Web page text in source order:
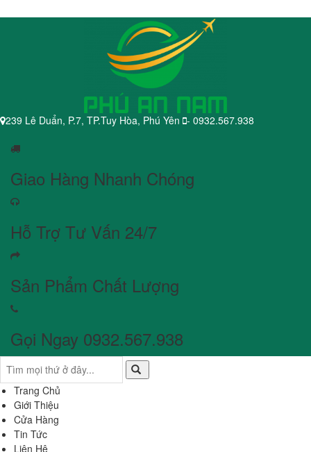
239 Lê Duẩn, P.7, TP.Tuy Hòa, Phú Yên - 0932.567.938
Giao Hàng Nhanh Chóng
Hỗ Trợ Tư Vấn 24/7
Sản Phẩm Chất Lượng
Gọi Ngay 0932.567.938
Trang Chủ
Giới Thiệu
Cửa Hàng
Tin Tức
Liên Hệ